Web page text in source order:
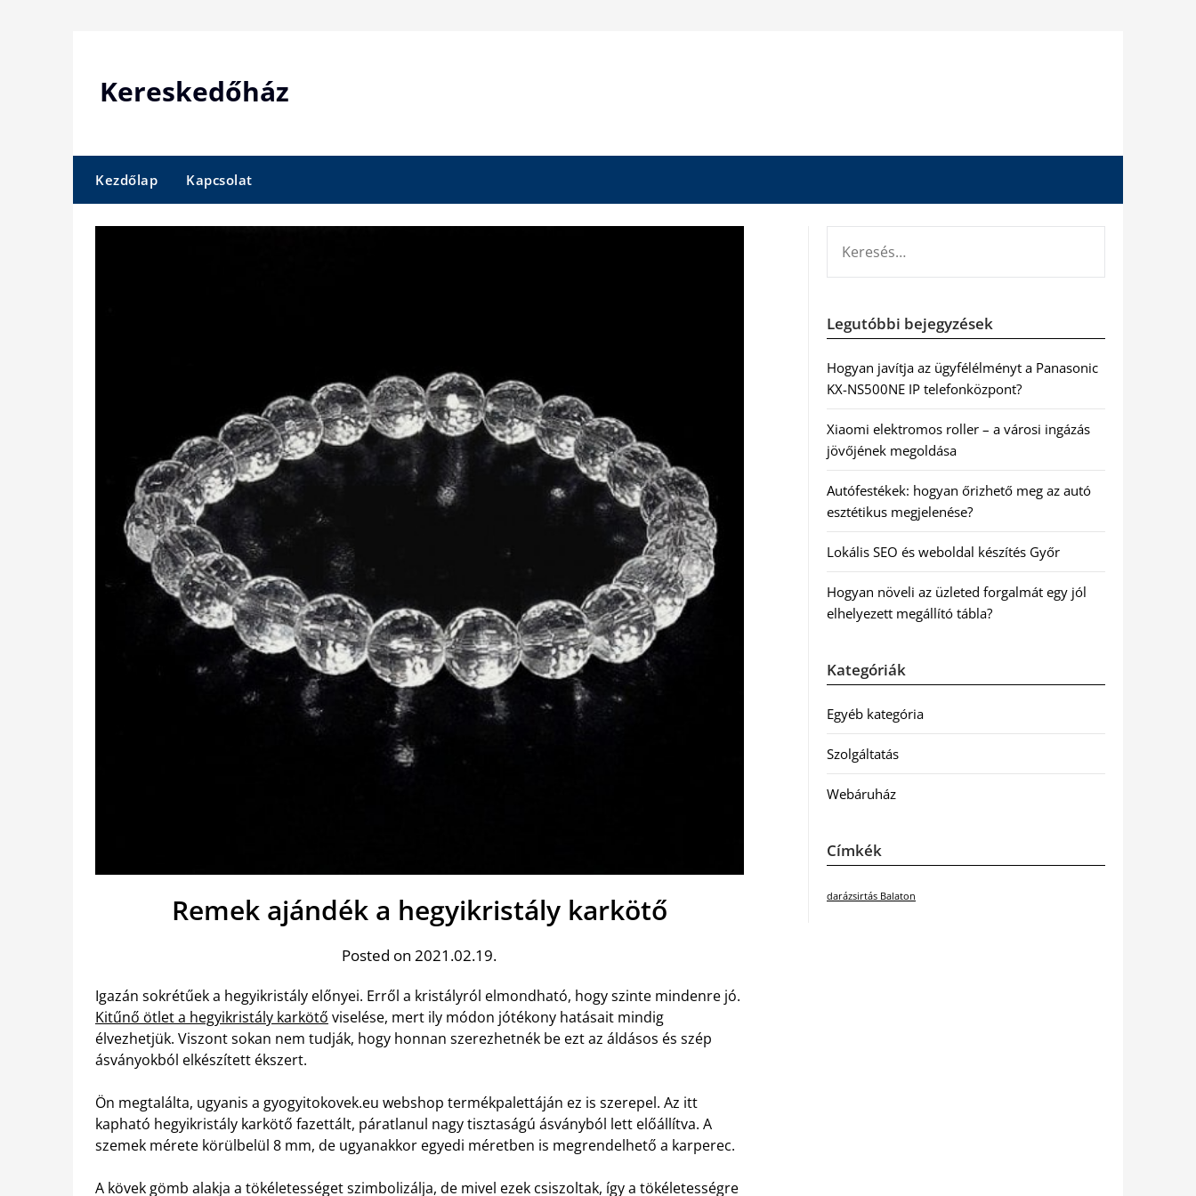
Kereskedőház
Kezdőlap Kapcsolat
Remek ajándék a hegyikristály karkötő
Posted on 2021.02.19.
Igazán sokrétűek a hegyikristály előnyei. Erről a kristályról elmondható, hogy szinte mindenre jó.
Kitűnő ötlet a hegyikristály karkötő viselése, mert ily módon jótékony hatásait mindig
élvezhetjük. Viszont sokan nem tudják, hogy honnan szerezhetnék be ezt az áldásos és szép
ásványokból elkészített ékszert.
Ön megtalálta, ugyanis a gyogyitokovek.eu webshop termékpalettáján ez is szerepel. Az itt
kapható hegyikristály karkötő fazettált, páratlanul nagy tisztaságú ásványból lett előállítva. A
szemek mérete körülbelül 8 mm, de ugyanakkor egyedi méretben is megrendelhető a karperec.
A kövek gömb alakja a tökéletességet szimbolizálja, de mivel ezek csiszoltak, így a tökéletességre
Legutóbbi bejegyzések
Hogyan javítja az ügyfélélményt a Panasonic
KX-NS500NE IP telefonközpont?
Xiaomi elektromos roller – a városi ingázás
jövőjének megoldása
Autófestékek: hogyan őrizhető meg az autó
esztétikus megjelenése?
Lokális SEO és weboldal készítés Győr
Hogyan növeli az üzleted forgalmát egy jól
elhelyezett megállító tábla?
Kategóriák
Egyéb kategória
Szolgáltatás
Webáruház
Címkék
darázsirtás Balaton